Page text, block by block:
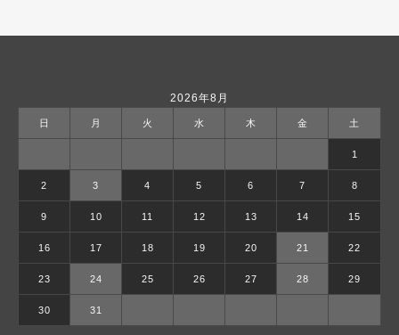
2026年8月
日 月 火 水 木 金 土
1
2 3 4 5 6 7 8
9 10 11 12 13 14 15
16 17 18 19 20 21 22
23 24 25 26 27 28 29
30 31